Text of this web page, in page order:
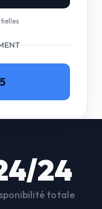
24
totale